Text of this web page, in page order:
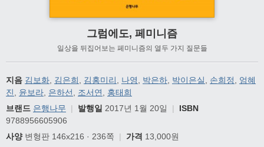
그럼에도, 페미니즘
일상을 뒤집어보는 페미니즘의 열두 가지 질문들
지음 김보화, 김은희, 김홍미리, 나영, 박은하, 박이은실, 손희정, 엄혜
진, 윤보라, 은하선, 조서연, 홍태희
브랜드 은행나무 | 발행일 2017년 1월 20일 |
ISBN
9788956605906
사양변형판 146x216 · 236쪽 | 가격 13,000원